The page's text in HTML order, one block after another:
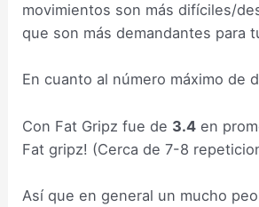
movimientos son más difíciles/
que son más demandantes para
En cuanto al número máximo de
Con Fat Gripz fue de 3.4 en
Fat gripz! (Cerca de 7-8
Así que en general un mucho